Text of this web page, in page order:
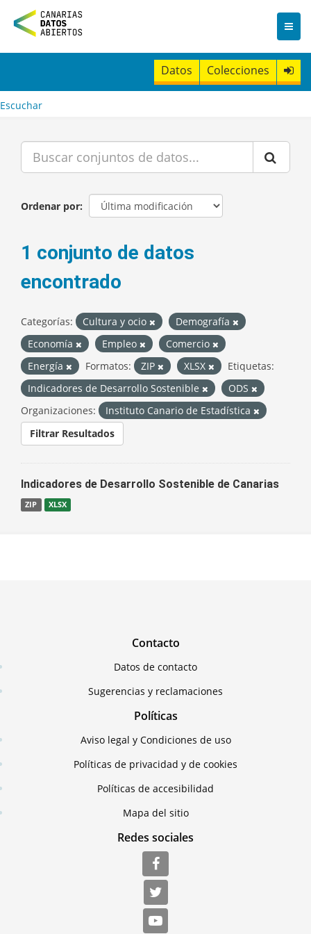
n
t
Datos Colecciones
Escuchar
Ordenar por
1 conjunto de datos
encontrado
Categorías: Cultura y ocio
Demografía
Economía
Empleo
Comercio
Energía
Formatos: ZIP XLSX
Etiquetas:
Indicadores de Desarrollo Sostenible
ODS
Organizaciones:
Instituto Canario de Estadística
Filtrar Resultados
Indicadores de Desarrollo Sostenible de Canarias
ZIP XLSX
Contacto
Datos de contacto
Sugerencias y reclamaciones
Políticas
Aviso legal y Condiciones de uso
Políticas de privacidad y de cookies
Políticas de accesibilidad
Mapa del sitio
Redes sociales